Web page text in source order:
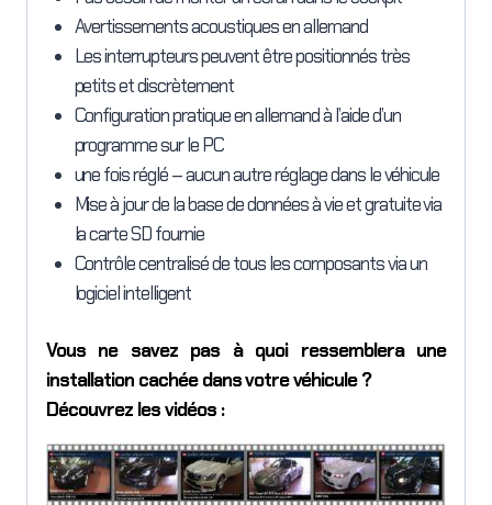
Avertissements acoustiques en allemand
Les interrupteurs peuvent être positionnés très
petits et discrètement
Configuration pratique en allemand à l’aide d’un
programme sur le PC
une fois réglé – aucun autre réglage dans le véhicule
Mise à jour de la base de données à vie et gratuite via
la carte SD fournie
Contrôle centralisé de tous les composants via un
logiciel intelligent
Vous ne savez pas à quoi ressemblera une
installation cachée dans votre véhicule ?
Découvrez les vidéos :